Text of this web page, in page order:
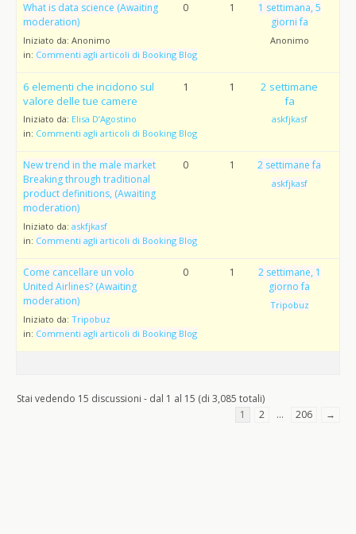
What is data science (Awaiting
moderation)
Iniziato da: Anonimo
in: Commenti agli articoli di Booking Blog
0 1
1 settimana, 5
giorni fa
Anonimo
6 elementi che incidono sul
valore delle tue camere
Iniziato da: Elisa D’Agostino
in: Commenti agli articoli di Booking Blog
1 1
2 settimane
fa
askfjkasf
New trend in the male market
Breaking through traditional
product definitions, (Awaiting
moderation)
Iniziato da: askfjkasf
in: Commenti agli articoli di Booking Blog
0 1 2 settimane fa
askfjkasf
Come cancellare un volo
United Airlines? (Awaiting
moderation)
Iniziato da: Tripobuz
in: Commenti agli articoli di Booking Blog
0 1
2 settimane, 1
giorno fa
Tripobuz
Stai vedendo 15 discussioni - dal 1 al 15 (di 3,085 totali)
1
2 … 206 →